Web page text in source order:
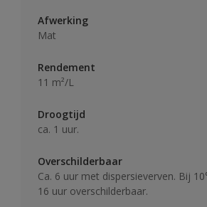
Afwerking
Mat
Rendement
11 m²/L
Droogtijd
ca. 1 uur.
Overschilderbaar
Ca. 6 uur met dispersieverven. Bij
16 uur overschilderbaar.